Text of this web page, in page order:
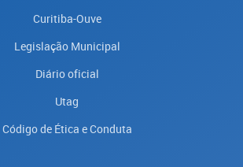
Curitiba-Ouve
Legislação Municipal
Diário oficial
Utag
Código de Ética e Conduta